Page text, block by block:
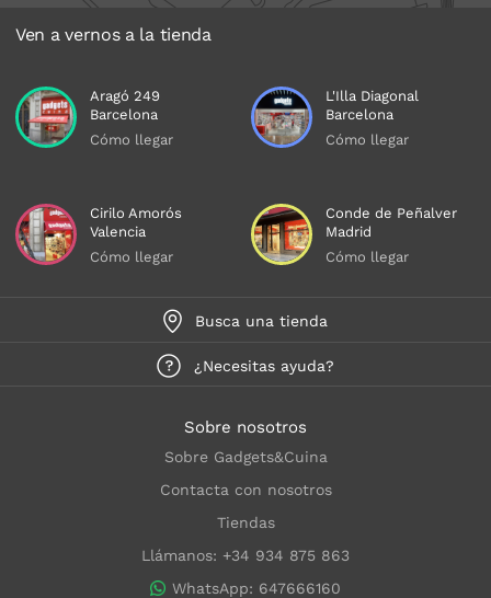
Ven a vernos a la tienda
Aragó 249
Barcelona
Cómo llegar
L'Illa Diagonal
Barcelona
Cómo llegar
Cirilo Amorós
Valencia
Cómo llegar
Conde de Peñalver
Madrid
Cómo llegar
Busca una tienda
¿Necesitas ayuda?
Sobre nosotros
Sobre Gadgets&Cuina
Contacta con nosotros
Tiendas
Llámanos: +34 934 875 863
WhatsApp: 647666160